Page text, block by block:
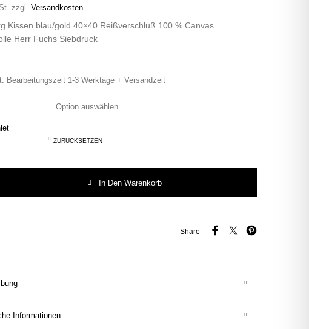
zzgl. Versandkosten
Kissen blau/gold 40×40 Reißverschluß 100 % Canvas
Herr Fuchs Siebdruck
Bearbeitungszeit 1-3 Werktage + Versandzeit
ZURÜCKSETZEN
In Den Warenkorb
Share
Informationen